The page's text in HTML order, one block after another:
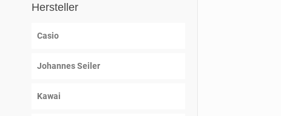
Hersteller
Casio
Johannes Seiler
Kawai